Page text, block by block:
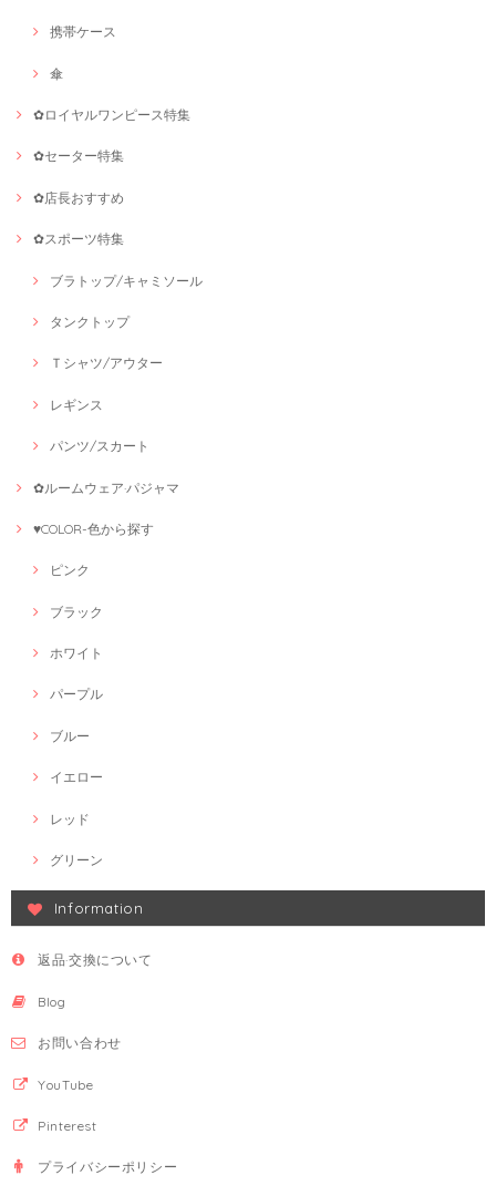
携帯ケース
傘
✿ロイヤルワンピース特集
✿セーター特集
✿店長おすすめ
✿スポーツ特集
ブラトップ/キャミソール
タンクトップ
Ｔシャツ/アウター
レギンス
パンツ/スカート
✿ルームウェア·パジャマ
♥COLOR-色から探す
ピンク
ブラック
ホワイト
パープル
ブルー
イエロー
レッド
グリーン
Information
返品·交換について
Blog
お問い合わせ
YouTube
Pinterest
プライバシーポリシー